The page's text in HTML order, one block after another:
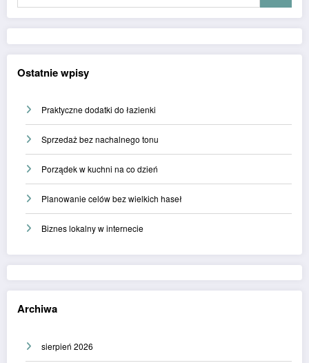
Ostatnie wpisy
Praktyczne dodatki do łazienki
Sprzedaż bez nachalnego tonu
Porządek w kuchni na co dzień
Planowanie celów bez wielkich haseł
Biznes lokalny w internecie
Archiwa
sierpień 2026